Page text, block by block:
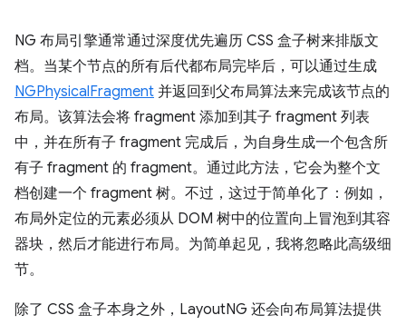
NG 布局引擎通常通过深度优先遍历 CSS 盒子树来排版文
档。当某个节点的所有后代都布局完毕后，可以通过生成
NGPhysicalFragment 并返回到父布局算法来完成该节点的
布局。该算法会将 fragment 添加到其子 fragment 列表
中，并在所有子 fragment 完成后，为自身生成一个包含所
有子 fragment 的 fragment。通过此方法，它会为整个文
档创建一个 fragment 树。不过，这过于简单化了：例如，
布局外定位的元素必须从 DOM 树中的位置向上冒泡到其容
器块，然后才能进行布局。为简单起见，我将忽略此高级细
节。
除了 CSS 盒子本身之外，LayoutNG 还会向布局算法提供